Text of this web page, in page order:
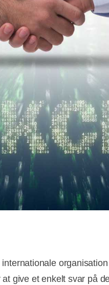
organisation
at give et enkelt svar på